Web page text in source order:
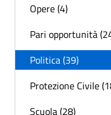
Opere (4)
Pari opportunità
Politica (39)
Protezione Civile
Scuola (28)